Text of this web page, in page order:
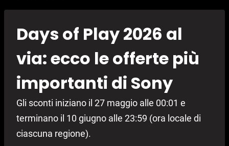
Days of Play 2026 al
via: ecco le offerte più
importanti di Sony
Gli sconti iniziano il 27 maggio alle 00:01 e
terminano il 10 giugno alle 23:59 (ora locale di
ciascuna regione).